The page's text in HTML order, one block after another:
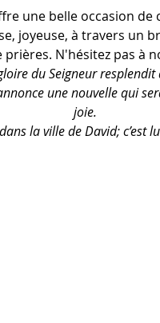
une belle occasion de
joyeuse, à travers un
N'hésitez pas à
du Seigneur
une nouvelle qui
joie.
la ville de David; c’est